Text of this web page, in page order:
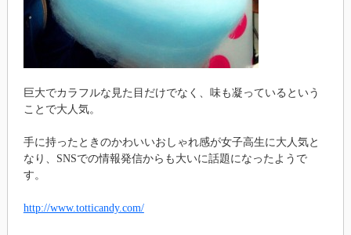
巨大でカラフルな見た目だけでなく、味も凝っているという
ことで大人気。
手に持ったときのかわいいおしゃれ感が女子高生に大人気と
なり、SNSでの情報発信からも大いに話題になったようで
す。
http://www.totticandy.com/